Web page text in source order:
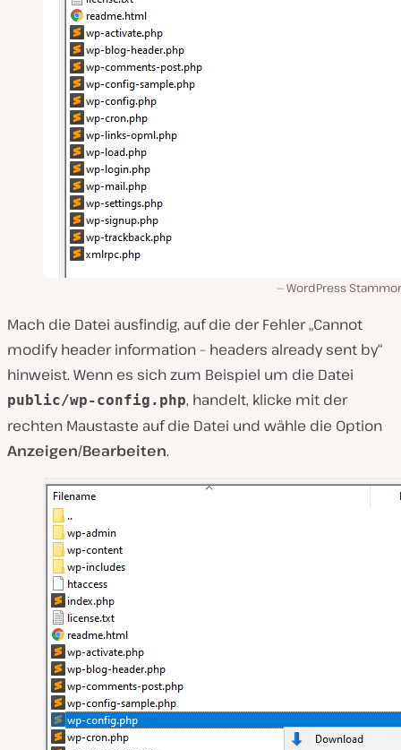
WordPress
Mach die Datei ausfindig, auf die der Fehler „Cannot
modify header information – headers already sent by“
hinweist. Wenn es sich zum Beispiel um die Datei
public/wp-config.php, handelt, klicke mit der
rechten Maustaste auf die Datei und wähle die Option
Anzeigen/Bearbeiten.